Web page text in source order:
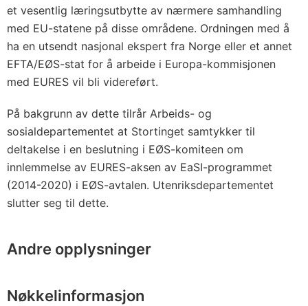
et vesentlig læringsutbytte av nærmere samhandling
med EU-statene på disse områdene. Ordningen med å
ha en utsendt nasjonal ekspert fra Norge eller et annet
EFTA/EØS-stat for å arbeide i Europa-kommisjonen
med EURES vil bli videreført.
På bakgrunn av dette tilrår Arbeids- og
sosialdepartementet at Stortinget samtykker til
deltakelse i en beslutning i EØS-komiteen om
innlemmelse av EURES-aksen av EaSI-programmet
(2014-2020) i EØS-avtalen. Utenriksdepartementet
slutter seg til dette.
Andre opplysninger
Nøkkelinformasjon